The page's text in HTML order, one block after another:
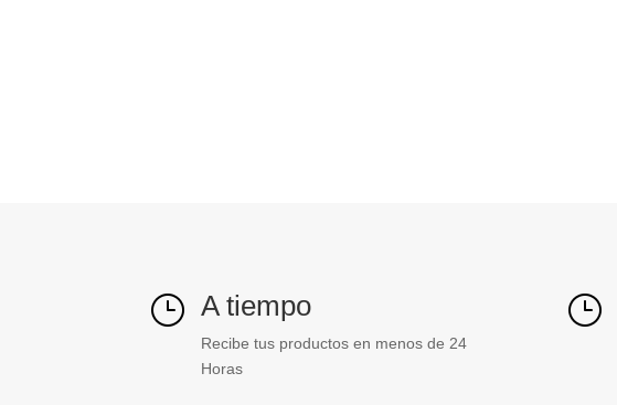
} A tiempo
Recibe tus productos en menos de 24
Horas
}